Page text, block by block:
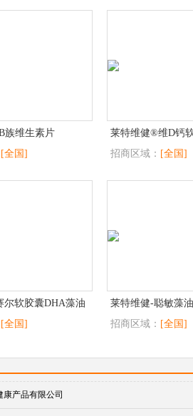
族维生素片
[全国]
莱特维健®维D钙
招商区域： [全国]
尔软胶囊DHA藻油
[全国]
莱特维健-聪敏藻
招商区域： [全国]
产品有限公司